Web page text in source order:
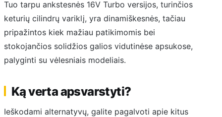
Tuo tarpu ankstesnės 16V Turbo versijos, turinčios
keturių cilindrų variklį, yra dinamiškesnės, tačiau
pripažintos kiek mažiau patikimomis bei
stokojančios solidžios galios vidutinėse apsukose,
palyginti su vėlesniais modeliais.
Ką verta apsvarstyti?
Ieškodami alternatyvų, galite pagalvoti apie kitus